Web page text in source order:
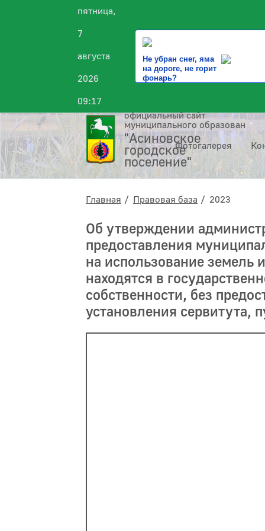
пятница,
7
августа
2026
09:17
Не убран снег, яма
на дороге, не горит
фонарь?
официальный сайт
муниципального образования
"Асиновское
городское
поселение"
Фотогалерея
Главная Правовая база 2023
Об утверждении
предоставления
на использование земель
находятся в
собственности, без
установления сервитута,